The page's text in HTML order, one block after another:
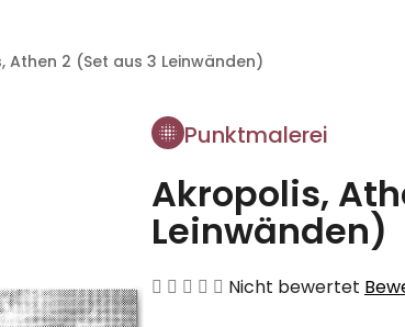
2 (Set aus 3 Leinwänden)
Punktmalerei
Akropolis,
Leinwänden)
Die
Nicht bewertet